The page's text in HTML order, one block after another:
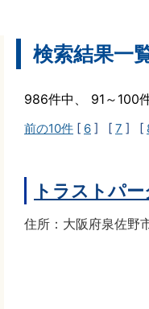
検索結果一
986件中、 91～100
前の10件 [ 6 ] [ 7 ] [
トラストパ
住所：大阪府泉佐野